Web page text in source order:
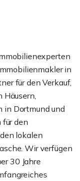
in
für den Verkauf,
Häusern,
in Dortmund und
für den
lokalen
Wir verfügen
30 Jahre